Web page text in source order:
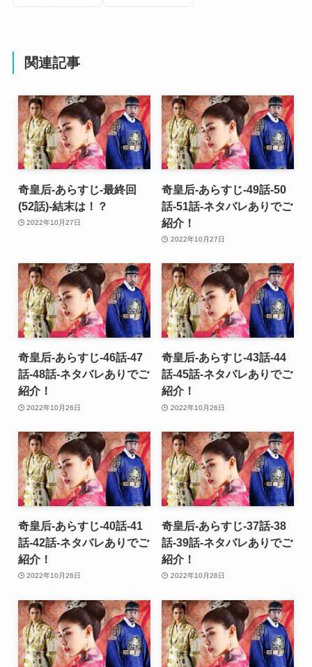
関連記事
奇皇后-あらすじ-最終回
(52話)-結末は！？
2022年10月27日
奇皇后-あらすじ-49話-50
話-51話-ネタバレありでご
紹介！
2022年10月27日
奇皇后-あらすじ-46話-47
話-48話-ネタバレありでご
紹介！
2022年10月26日
奇皇后-あらすじ-43話-44
話-45話-ネタバレありでご
紹介！
2022年10月26日
奇皇后-あらすじ-40話-41
話-42話-ネタバレありでご
紹介！
2022年10月26日
奇皇后-あらすじ-37話-38
話-39話-ネタバレありでご
紹介！
2022年10月26日